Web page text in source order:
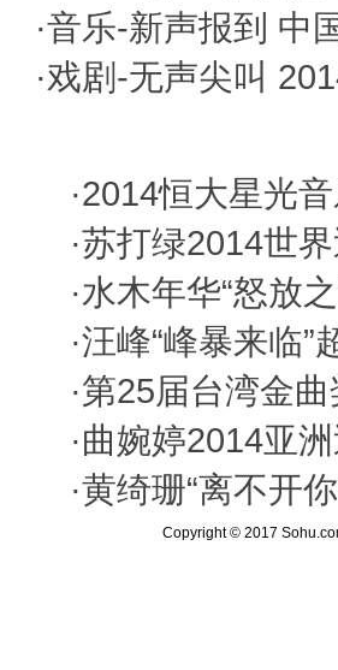
·音乐-新声报到 中
·戏剧-无声尖叫
·2014恒大星光
·苏打绿2014世
·水木年华“怒放
·汪峰“峰暴来临”
·第25届台湾金
·曲婉婷2014亚
·黄绮珊“离不开
Copyright © 2017